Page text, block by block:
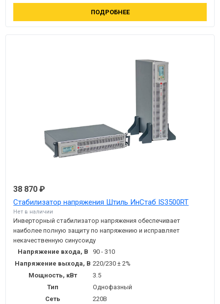
ПОДРОБНЕЕ
38 870 ₽
Стабилизатор напряжения Штиль ИнСтаб IS3500RT
Нет в наличии
Инверторный стабилизатор напряжения обеспечивает
наиболее полную защиту по напряжению и исправляет
некачественную синусоиду
Напряжение входа, В
90 - 310
Напряжение выхода, В 220/230 ± 2%
Мощность, кВт
3.5
Тип
Однофазный
Сеть
220В